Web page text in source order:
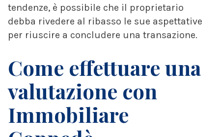
tendenze, è possibile che il proprietario
debba rivedere al ribasso le sue aspettative
per riuscire a concludere una transazione.
Come effettuare una
valutazione con
Immobiliare